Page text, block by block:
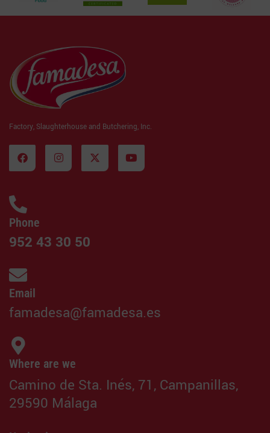
Factory, Slaughterhouse and Butchering, Inc.
Phone
952 43 30 50
Email
famadesa@famadesa.es
Where are we
Camino de Sta. Inés, 71, Campanillas,
29590 Málaga